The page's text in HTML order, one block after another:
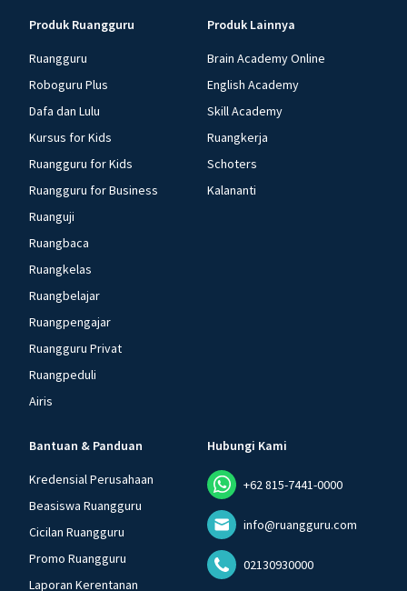
Produk Ruangguru
Ruangguru
Roboguru Plus
Dafa dan Lulu
Kursus for Kids
Ruangguru for Kids
Ruangguru for Business
Ruanguji
Ruangbaca
Ruangkelas
Ruangbelajar
Ruangpengajar
Ruangguru Privat
Ruangpeduli
Airis
Produk Lainnya
Brain Academy Online
English Academy
Skill Academy
Ruangkerja
Schoters
Kalananti
Bantuan & Panduan
Kredensial Perusahaan
Beasiswa Ruangguru
Cicilan Ruangguru
Promo Ruangguru
Laporan Kerentanan
Hubungi Kami
+62 815-7441-0000
info@ruangguru.com
02130930000